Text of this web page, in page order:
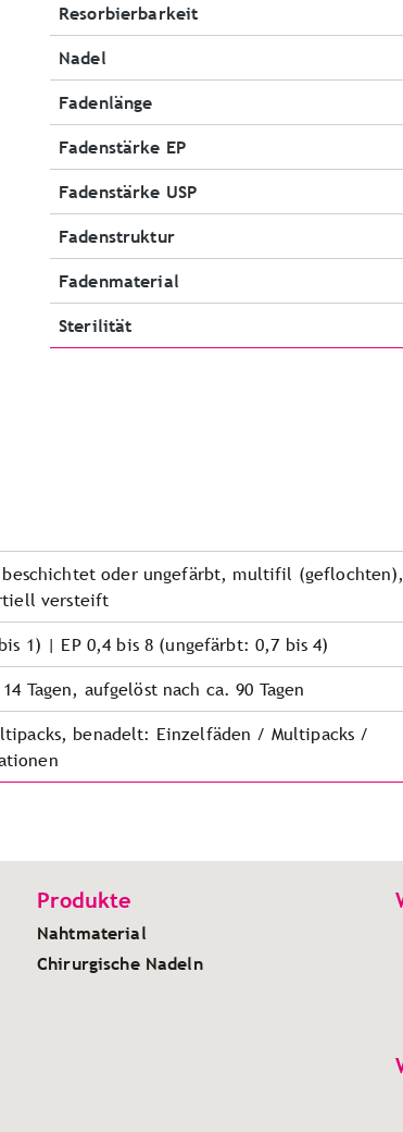
Resorbierbarkeit
Nadel
Fadenlänge
Fadenstärke EP
Fadenstärke USP
Fadenstruktur
Fadenmaterial
Sterilität
oder ungefärbt, multifil
versteift
1) | EP 0,4 bis 8 (ungefärbt: 0,7 bis 4)
Tagen, aufgelöst nach ca. 90 Tagen
benadelt: Einzelfäden / Multipacks /
Produkte
Nahtmaterial
Chirurgische Nadeln